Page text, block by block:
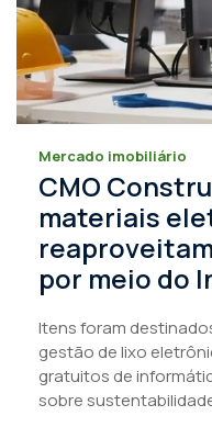
Mercado imobiliário
CMO
materiais
por meio do
Itens foram
gestão de lixo
gratuitos de
sobre